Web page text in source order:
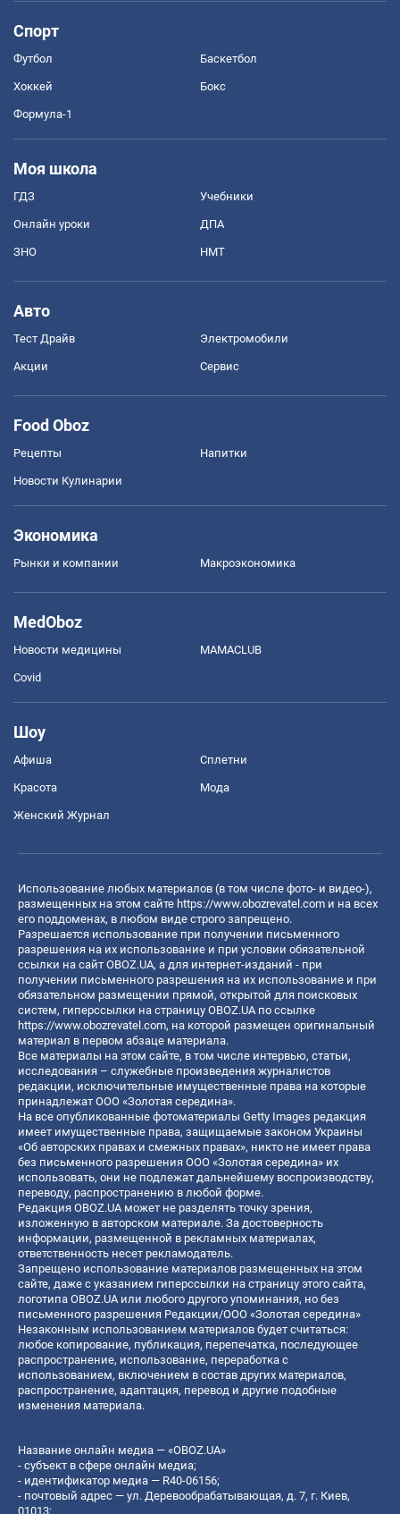
Спорт
Футбол Баскетбол
Хоккей Бокс
Формула-1
Моя школа
ГДЗ Учебники
Онлайн уроки ДПА
ЗНО НМТ
Авто
Тест Драйв Электромобили
Акции Сервис
Food Oboz
Рецепты Напитки
Новости Кулинарии
Экономика
Рынки и компании Mакроэкономика
MedOboz
Новости медицины MAMACLUB
Covid
Шоу
Афиша Сплетни
Красота Мода
Женский Журнал
Использование любых материалов (в том числе фото- и видео-),
размещенных на этом сайте https://www.obozrevatel.com и на всех
его поддоменах, в любом виде строго запрещено.
Разрешается использование при получении письменного
разрешения на их использование и при условии обязательной
ссылки на сайт OBOZ.UA, а для интернет-изданий - при
получении письменного разрешения на их использование и при
обязательном размещении прямой, открытой для поисковых
систем, гиперссылки на страницу OBOZ.UA по ссылке
https://www.obozrevatel.com, на которой размещен оригинальный
материал в первом абзаце материала.
Все материалы на этом сайте, в том числе интервью, статьи,
исследования – служебные произведения журналистов
редакции, исключительные имущественные права на которые
принадлежат ООО «Золотая середина».
На все опубликованные фотоматериалы Getty Images редакция
имеет имущественные права, защищаемые законом Украины
«Об авторских правах и смежных правах», никто не имеет права
без письменного разрешения ООО «Золотая середина» их
использовать, они не подлежат дальнейшему воспроизводству,
переводу, распространению в любой форме.
Редакция OBOZ.UA может не разделять точку зрения,
изложенную в авторском материале. За достоверность
информации, размещенной в рекламных материалах,
ответственность несет рекламодатель.
Запрещено использование материалов размещенных на этом
сайте, даже с указанием гиперссылки на страницу этого сайта,
логотипа OBOZ.UA или любого другого упоминания, но без
письменного разрешения Редакции/ООО «Золотая середина»
Незаконным использованием материалов будет считаться:
любое копирование, публикация, перепечатка, последующее
распространение, использование, переработка с
использованием, включением в состав других материалов,
распространение, адаптация, перевод и другие подобные
изменения материала.
Название онлайн медиа — «OBOZ.UA»
- субъект в сфере онлайн медиа;
- идентификатор медиа — R40-06156;
- почтовый адрес — ул. Деревообрабатывающая, д. 7, г. Киев,
01013;